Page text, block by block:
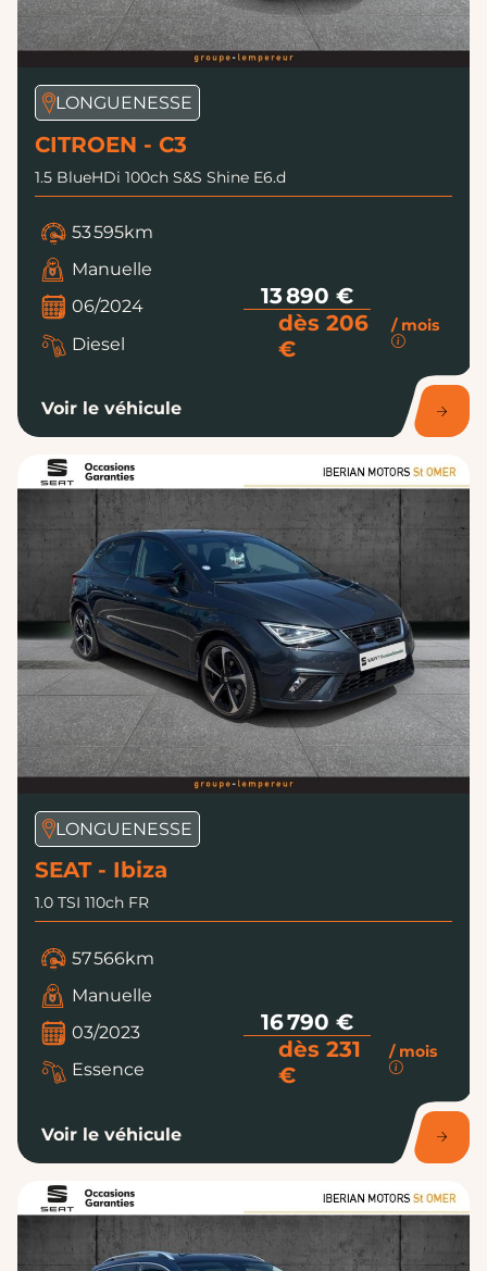
LONGUENESSE
CITROEN - C3
1.5 BlueHDi 100ch S&S Shine E6.d
53 595km
Manuelle
06/2024
Diesel
13 890 €
dès 206
€
/ mois
Voir le véhicule
LONGUENESSE
SEAT - Ibiza
1.0 TSI 110ch FR
57 566km
Manuelle
03/2023
Essence
16 790 €
dès 231
€
/ mois
Voir le véhicule